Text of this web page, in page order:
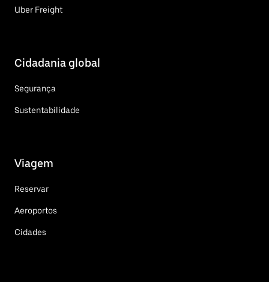
Uber Freight
Cidadania global
Segurança
Sustentabilidade
Viagem
Reservar
Aeroportos
Cidades